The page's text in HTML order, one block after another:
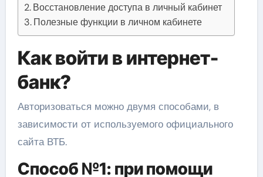
Восстановление доступа в личный кабинет
Полезные функции в личном кабинете
Как войти в интернет-
банк?
Авторизоваться можно двумя способами, в
зависимости от используемого официального
сайта ВТБ.
Способ №1: при помощи